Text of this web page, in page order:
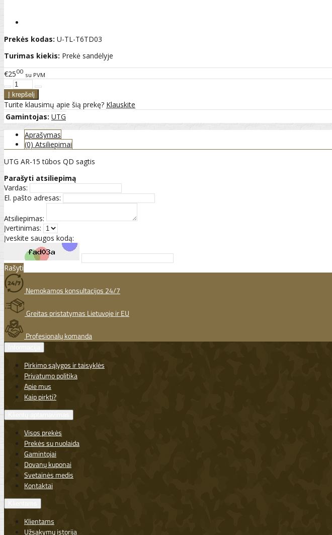
Prekės kodas: U-TL-T6TD03
Turimas kiekis: Prekė sandėlyje
€2500 su PVM
Turite klausimų apie šią prekę? Klauskite
Gamintojas: UTG
Aprašymas
(0) Atsiliepimai
UTG AR-15 tūbos QD sagtis
Parašyti atsiliepimą
Vardas:
El. pašto adresas:
Atsiliepimas:
Įvertinimas:
Įveskite saugos kodą:
Rašyti
Nemokamos konsultacijos 24/7
Greitas pristatymas Lietuvoje ir EU
Profesionalų komanda
Pirkimo sąlygos ir taisyklės
Privatumo politika
Apie mus
Kaip pirkti?
Visos prekės
Prekės su nuolaida
Gamintojai
Dovanų kuponai
Svetainės medis
Kontaktai
Klientams
Užsakymų istorija